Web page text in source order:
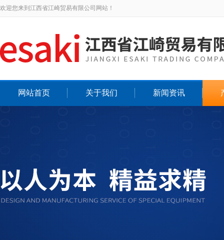
欢迎您来到江西省江崎贸易有限公司网站！
网站首页 关于我们 新闻资讯